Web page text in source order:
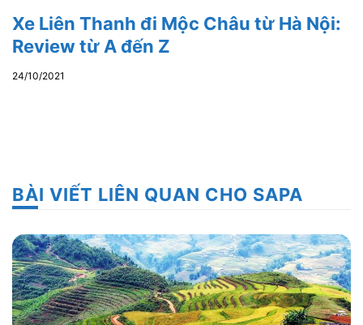
Xe Liên Thanh đi Mộc Châu từ Hà Nội:
Review từ A đến Z
24/10/2021
BÀI VIẾT LIÊN QUAN CHO SAPA